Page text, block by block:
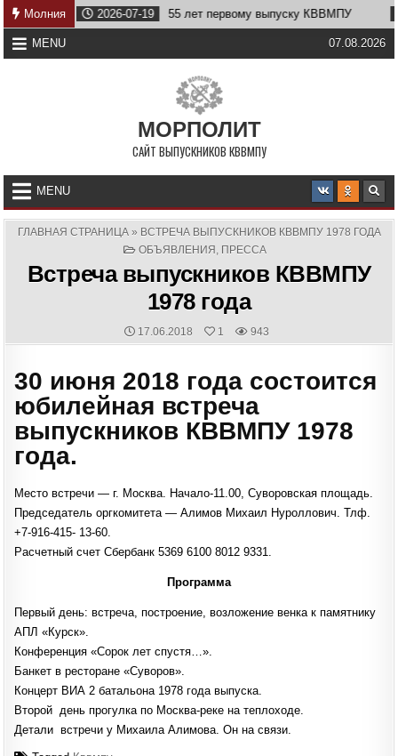
Skip
to
content
Молния2026-07-19 55 лет первому выпуску КВВМПУ
MENU 07.08.2026
МОРПОЛИТ
САЙТ ВЫПУСКНИКОВ КВВМПУ
MENU
ГЛАВНАЯ СТРАНИЦА» ВСТРЕЧА ВЫПУСКНИКОВ КВВМПУ 1978 ГОДА
POSTED
ОБЪЯВЛЕНИЯ , ПРЕССА
Встреча выпускников КВВМПУ
1978 года
PUBLISHED
DATE:
17.06.2018 1 943
30 июня 2018 года состоится
юбилейная встреча
выпускников КВВМПУ 1978
года.
Место встречи — г. Москва. Начало-11.00, Суворовская площадь.
Председатель оргкомитета — Алимов Михаил Нуроллович. Тлф.
+7-916-415- 13-60.
Расчетный счет Сбербанк 5369 6100 8012 9331.
Программа
Первый день: встреча, построение, возложение венка к памятнику
АПЛ «Курск».
Конференция «Сорок лет спустя…».
Банкет в ресторане «Суворов».
Концерт ВИА 2 батальона 1978 года выпуска.
Второй день прогулка по Москва-реке на теплоходе.
Детали встречи у Михаила Алимова. Он на связи.